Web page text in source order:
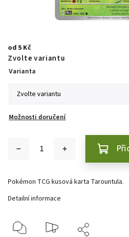
od 5 Kč
Zvolte variantu
Varianta
Možnosti doručení
Pokémon TCG kusová karta Tarountula.
Detailní informace